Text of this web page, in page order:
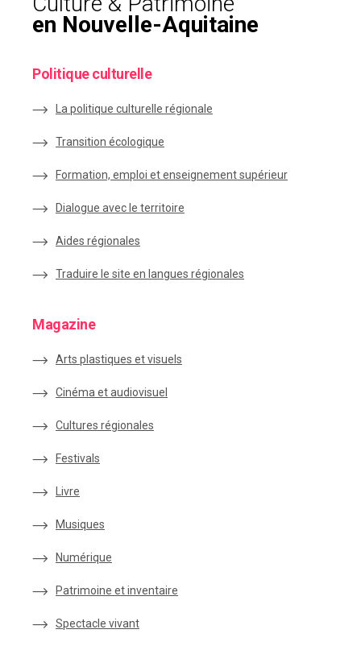
en Nouvelle-Aquitaine
Politique culturelle
La politique culturelle régionale
Transition écologique
Formation, emploi et enseignement supérieur
Dialogue avec le territoire
Aides régionales
Traduire le site en langues régionales
Magazine
Arts plastiques et visuels
Cinéma et audiovisuel
Cultures régionales
Festivals
Livre
Musiques
Numérique
Patrimoine et inventaire
Spectacle vivant